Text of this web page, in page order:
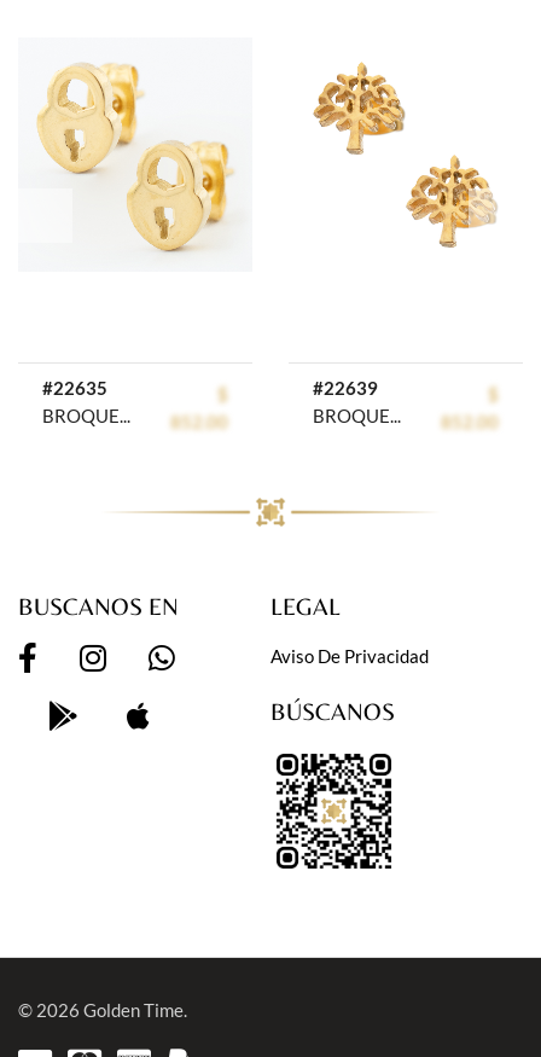
#22635
$
852.00
BROQUEL ACERO INOXIDABLE GOLDEN ROD
#22639
$
852.00
BROQUEL ACERO INOXIDABLE GOLDEN STEEL
next
BUSCANOS EN LEGAL
Aviso De Privacidad
BÚSCANOS
© 2026 Golden Time.